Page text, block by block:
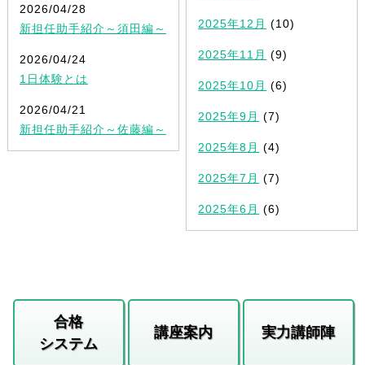
2026/04/28
新担任助手紹介～須田編～
2026/04/24
1日体験とは
2026/04/21
新担任助手紹介～佐藤編～
2025年12月 (10)
2025年11月 (9)
2025年10月 (6)
2025年9月 (7)
2025年8月 (4)
2025年7月 (7)
2025年6月 (6)
合格
システム
講座案内 実力講師陣